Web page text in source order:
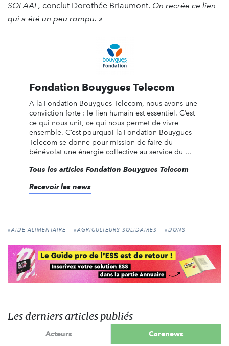
SOLAAL, conclut Dorothée Briaumont. On recrée ce lien
qui a été un peu rompu. »
Fondation Bouygues Telecom
A la Fondation Bouygues Telecom, nous avons une
conviction forte : le lien humain est essentiel. C’est
ce qui nous unit, ce qui nous permet de vivre
ensemble. C’est pourquoi la Fondation Bouygues
Telecom se donne pour mission de faire du
bénévolat une énergie collective au service du ...
Tous les articles Fondation Bouygues Telecom
Recevoir les news
#AIDE ALIMENTAIRE #AGRICULTEURS SOLIDAIRES #DONS
Les derniers articles publiés
Acteurs Carenews